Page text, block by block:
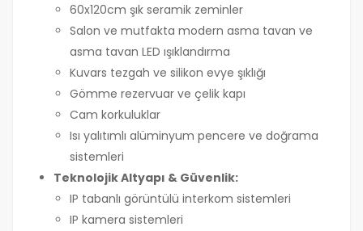
60x120cm şık seramik zeminler
Salon ve mutfakta modern asma tavan ve
asma tavan LED ışıklandırma
Kuvars tezgah ve silikon evye şıklığı
Gömme rezervuar ve çelik kapı
Cam korkuluklar
Isı yalıtımlı alüminyum pencere ve doğrama
sistemleri
Teknolojik Altyapı & Güvenlik:
IP tabanlı görüntülü interkom sistemleri
IP kamera sistemleri